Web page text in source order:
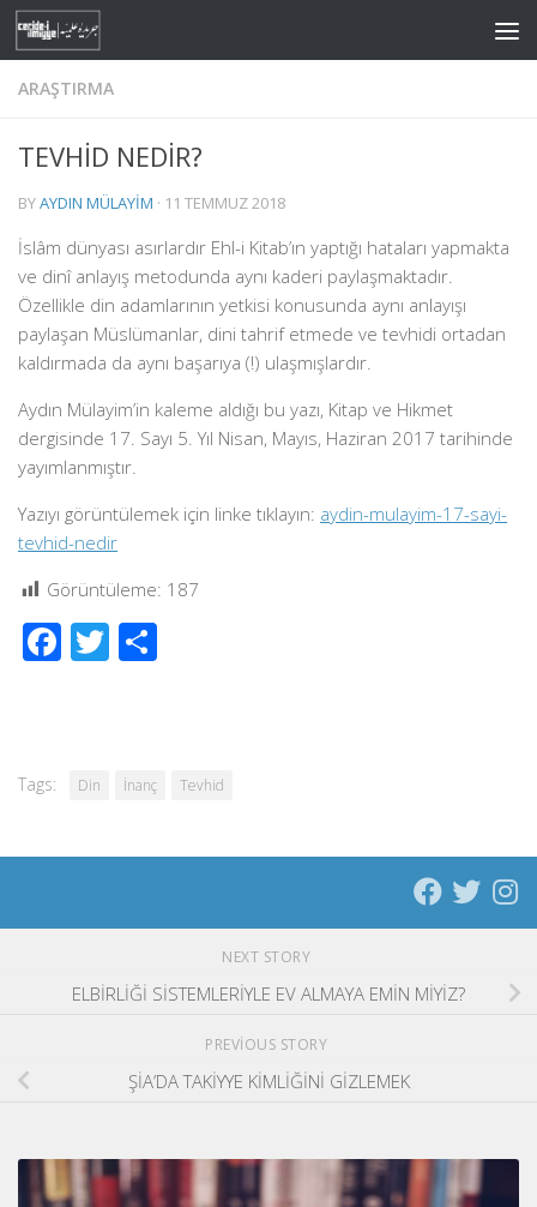
Skip to content
ARAŞTIRMA
TEVHİD NEDİR?
BYAYDIN MÜLAYIM · 11 TEMMUZ 2018
İslâm dünyası asırlardır Ehl-i Kitab’ın yaptığı hataları yapmakta
ve dinî anlayış metodunda aynı kaderi paylaşmaktadır.
Özellikle din adamlarının yetkisi konusunda aynı anlayışı
paylaşan Müslümanlar, dini tahrif etmede ve tevhidi ortadan
kaldırmada da aynı başarıya (!) ulaşmışlardır.
Aydın Mülayim’in kaleme aldığı bu yazı, Kitap ve Hikmet
dergisinde 17. Sayı 5. Yıl Nisan, Mayıs, Haziran 2017 tarihinde
yayımlanmıştır.
Yazıyı görüntülemek için linke tıklayın: aydin-mulayim-17-sayi-
tevhid-nedir
Görüntüleme: 187
Facebook
Twitter
Tags: Din İnanç Tevhid
NEXT STORY
ELBİRLİĞİ SİSTEMLERİYLE EV ALMAYA EMİN MİYİZ?
PREVIOUS STORY
ŞİA’DA TAKİYYE KİMLİĞİNİ GİZLEMEK